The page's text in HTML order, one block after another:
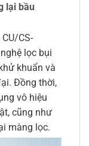
lại bầu
CS-
lọc bụi
khuẩn và
Đồng thời,
vô hiệu
cũng như
màng lọc.